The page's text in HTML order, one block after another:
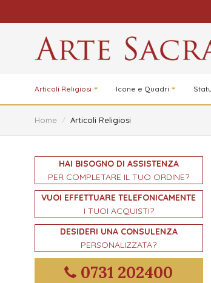
Articoli Religiosi Icone e Quadri
Home / Articoli Religiosi
HAI BISOGNO DI ASSISTENZA
PER COMPLETARE IL TUO ORDINE?
VUOI EFFETTUARE TELEFONICAMENTE
I TUOI ACQUISTI?
DESIDERI UNA CONSULENZA
PERSONALIZZATA?
0731 202400